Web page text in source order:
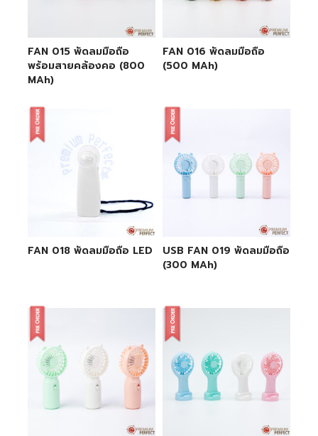
FAN 015 พัดลมมือถือ
พร้อมสายคล้องคอ (800
MAh)
FAN 016 พัดลมมือถือ
(500 MAh)
FAN 018 พัดลมมือถือ LED
USB FAN 019 พัดลมมือถือ
(300 MAh)